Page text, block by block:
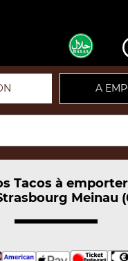
A
Tacos à emporter
Meinau